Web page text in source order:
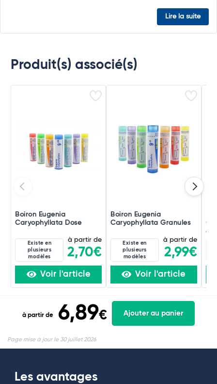
Lire la suite
Produit(s) associé(s)
Boiron Eugenia
Caryophyllata Dose
Existe en
plusieurs
modèles
à partir de
2,70€
Voir l'article
Boiron Eugenia
Caryophyllata Granules
Existe en
plusieurs
modèles
à partir de
2,99€
Voir l'article
à partir de 6,89€ Ajouter au panier
Page mise à jour le 30 juillet 2026
Les avantages